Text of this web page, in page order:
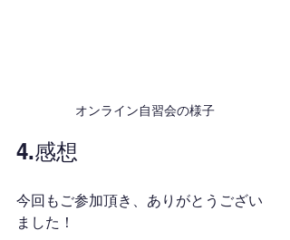
オンライン自習会の様子
4.感想
今回もご参加頂き、ありがとうござい
ました！